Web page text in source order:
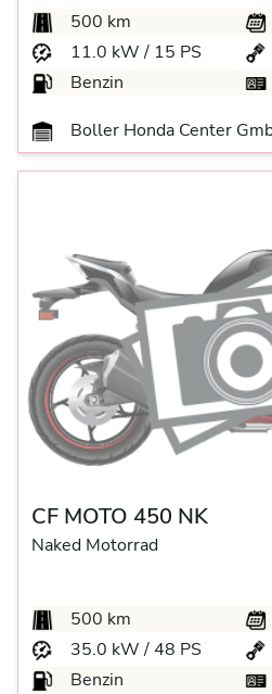
500 km
11.0 kW / 15 PS
Benzin
Boller Honda Center
CF MOTO 450 NK
Naked Motorrad
500 km
35.0 kW / 48 PS
Benzin